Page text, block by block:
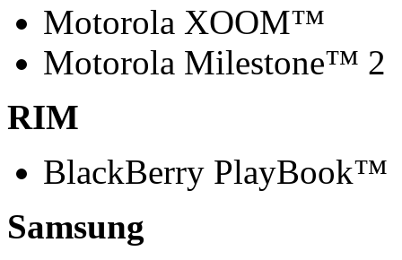
Motorola XOOM™
Motorola Milestone™ 2
RIM
BlackBerry PlayBook™
Samsung